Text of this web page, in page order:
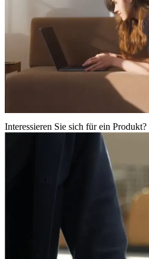
Interessieren Sie sich für ein Produkt?